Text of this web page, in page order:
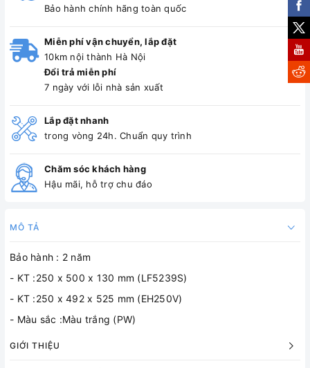
Bảo hành chính hãng toàn quốc
Miễn phí vận chuyển, lắp đặt
10km nội thành Hà Nội
Đổi trả miễn phí
7 ngày với lỗi nhà sản xuất
Lắp đặt nhanh
trong vòng 24h. Chuẩn quy trình
Chăm sóc khách hàng
Hậu mãi, hỗ trợ chu đáo
MÔ TẢ
Bảo hành : 2 năm
- KT :250 x 500 x 130 mm (LF5239S)
- KT :250 x 492 x 525 mm (EH250V)
- Màu sắc :Màu trắng (PW)
GIỚI THIỆU